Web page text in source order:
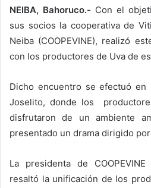
NEIBA, Bahoruco.- Con el
sus socios la cooperativa de
Neiba (COOPEVINE), realizó
con los productores de Uva de
Dicho encuentro se efectuó en
Joselito, donde los
disfrutaron de un ambiente
presentado un drama dirigido
La presidenta de
resaltó la unificación de los